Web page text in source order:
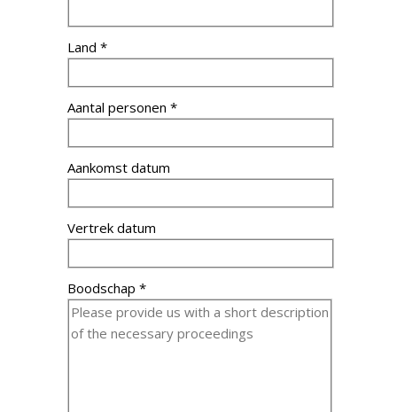
Land *
Aantal personen *
Aankomst datum
Vertrek datum
Boodschap *